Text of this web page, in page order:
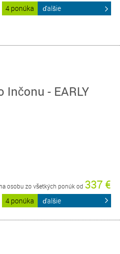
4 ponúka ďalšie
Inčonu - EARLY
osobu zo všetkých ponúk od 337 €
4 ponúka ďalšie